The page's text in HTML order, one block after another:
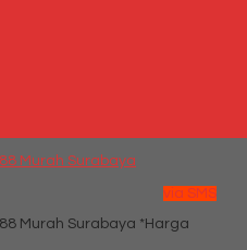
via SMS
*Harga